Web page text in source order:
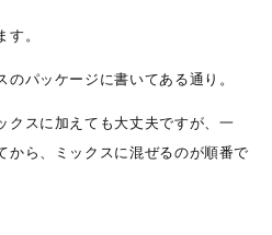
。
パッケージに書いてある通り。
クスに加えても大丈夫ですが、一
から、ミックスに混ぜるのが順番で